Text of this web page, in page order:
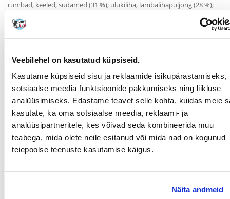
Veebilehel on kasutatud küpsiseid.
Kasutame küpsiseid sisu ja reklaamide isikupärastamiseks,
sotsiaalse meedia funktsioonide pakkumiseks ning liikluse
analüüsimiseks. Edastame teavet selle kohta, kuidas meie
kasutate, ka oma sotsiaalse meedia, reklaami- ja
analüüsipartneritele, kes võivad seda kombineerida muu
teabega, mida olete neile esitanud või mida nad on kogunud
teiepoolse teenuste kasutamise käigus.
Näita andmeid
rümbad, keeled, südamed (31 %); ulukiliha, lambalihapuljong (28 %);
Lisandid kilogrammi kohta:
Toidulisandid: D3-vitamiin 200 IU; E-vitamiin (alfa-
tokoferüülatsetaadina) 30 mg; mangaan (mangaanisulfaadina) 3 mg;
tsink (tsinksulfaadina) 15 mg; jood (kaltsiumjodaadina) 0,75 mg.
Analüütilised koostisosad:
Valgud 10,8 %; rasv 6,5 %; toortuhk 1,8 %; toorkiud 0,3 %; niiskus 76,0
%.
Söötmise soovitused:
Andke oma koerale värsket vett juua. Toode tuleb sööta
Visake ära söömata jäänud toidujäägid ja peske kauss.